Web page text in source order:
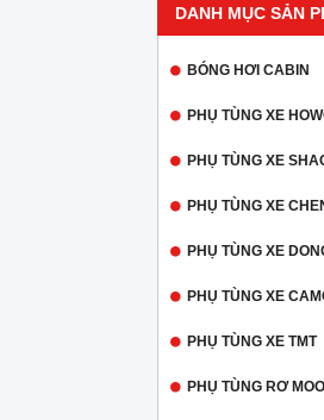
DANH MỤC SẢN
BÓNG HƠI CABIN
PHỤ TÙNG XE
PHỤ TÙNG XE
PHỤ TÙNG XE
PHỤ TÙNG XE
PHỤ TÙNG XE
PHỤ TÙNG XE TMT
PHỤ TÙNG RƠ